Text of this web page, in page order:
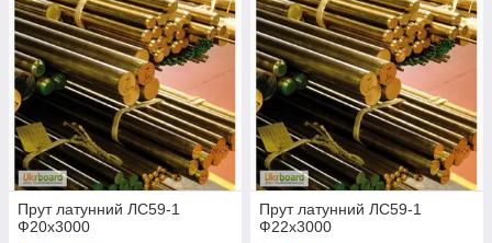
Прут латунний ЛС59-1
Ф20х3000
Прут латунний ЛС59-1
Ф22х3000